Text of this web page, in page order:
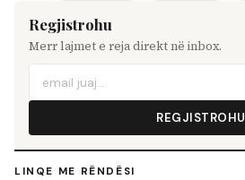
Regjistrohu
Merr lajmet e reja direkt në inbox.
REGJISTROHU
LINQE ME RËNDËSI